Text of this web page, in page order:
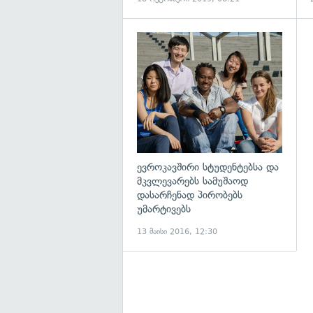
ევროკავშირი სტუდენტებსა და
მკვლევარებს სამუშაოდ
დასარჩენად პირობებს
უმარტივებს
13 მაისი 2016, 12:30